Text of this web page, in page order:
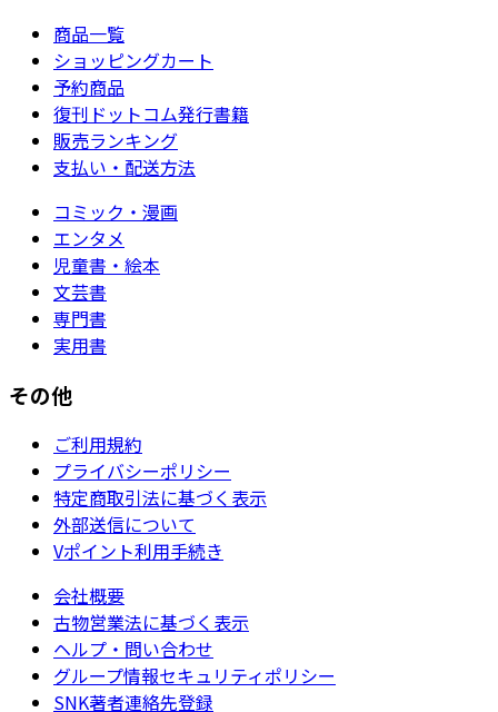
商品一覧
ショッピングカート
予約商品
復刊ドットコム発行書籍
販売ランキング
支払い・配送方法
コミック・漫画
エンタメ
児童書・絵本
文芸書
専門書
実用書
その他
ご利用規約
プライバシーポリシー
特定商取引法に基づく表示
外部送信について
Vポイント利用手続き
会社概要
古物営業法に基づく表示
ヘルプ・問い合わせ
グループ情報セキュリティポリシー
SNK著者連絡先登録